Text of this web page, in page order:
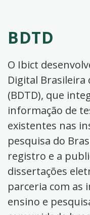
BDTD
O Ibict
Digital Brasileira
(BDTD), que
informação de
existentes nas
pesquisa do
registro e a
dissertações
parceria com as
ensino e